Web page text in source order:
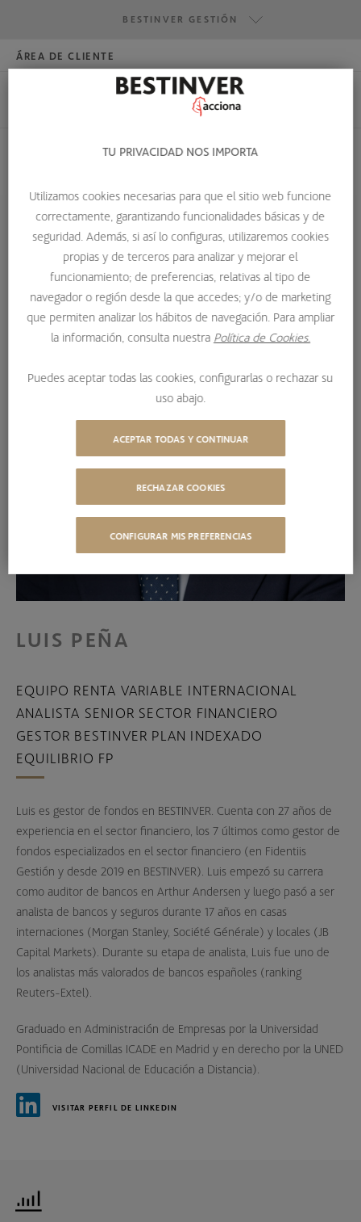
BESTINVER GESTIÓN
BESTINVER SECURITIES
ÁREA DE CLIENTE
LUIS PEÑA
EQUIPO RENTA VARIABLE INTERNACIONAL
ANALISTA SENIOR SECTOR FINANCIERO
GESTOR BESTINVER PLAN INDEXADO
EQUILIBRIO FP
Luis es gestor de fondos en BESTINVER. Cuenta con 27 años de
experiencia en el sector financiero, los 7 últimos como gestor de
fondos especializados en el sector financiero (en Fidentiis
Gestión y desde 2019 en BESTINVER). Luis empezó su carrera
como auditor de bancos en Arthur Andersen y luego pasó a ser
analista de bancos y seguros durante 17 años en casas
internaciones (Morgan Stanley, Société Générale) y locales (JB
Capital Markets). Durante su etapa de analista, Luis fue uno de
los analistas más valorados de bancos españoles (ranking
Reuters-Extel).
Graduado en Administración de Empresas por la Universidad
Pontificia de Comillas ICADE en Madrid y en derecho por la UNED
(Universidad Nacional de Educación a Distancia).
VISITAR PERFIL DE LINKEDIN
TU PRIVACIDAD NOS IMPORTA
Utilizamos cookies necesarias para que el sitio web funcione
correctamente, garantizando funcionalidades básicas y de
seguridad. Además, si así lo configuras, utilizaremos cookies
propias y de terceros para analizar y mejorar el
funcionamiento; de preferencias, relativas al tipo de
navegador o región desde la que accedes; y/o de marketing
que permiten analizar los hábitos de navegación. Para ampliar
la información, consulta nuestra Política de Cookies.
Puedes aceptar todas las cookies, configurarlas o rechazar su
uso abajo.
CONFIGURAR MIS PREFERENCIAS
RECHAZAR COOKIES
ACEPTAR TODAS Y CONTINUAR